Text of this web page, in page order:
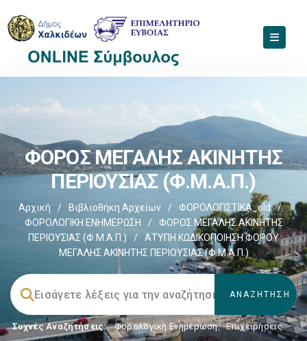
ΦΟΡΟΣ ΜΕΓΑΛΗΣ ΑΚΙΝΗΤΗΣ
ΠΕΡΙΟΥΣΙΑΣ (Φ.Μ.Α.Π.)
Αρχική / Βιβλιοθήκη Αρχείων / ΦΟΡΟΛΟΓΙΣΤΙΚΑ_old
/
ΦΟΡΟΛΟΓΙΚΗ ΕΝΗΜΕΡΩΣΗ
/
ΦΟΡΟΣ ΜΕΓΑΛΗΣ ΑΚΙΝΗΤΗΣ
ΠΕΡΙΟΥΣΙΑΣ (Φ.Μ.Α.Π.)
/
AΤΥΠΗ ΚΩΔΙΚΟΠΟΙΗΣΗ ΦΟΡΟΥ
ΜΕΓΑΛΗΣ ΑΚΙΝΗΤΗΣ ΠΕΡΙΟΥΣΙΑΣ (Φ.Μ.Α.Π.)
Συχνές Αναζητήσεις: Φορολογικη Ενημέρωση, Επιχειρήσεις